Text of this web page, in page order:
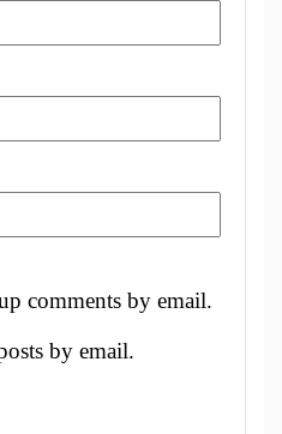
comments by email.
by email.